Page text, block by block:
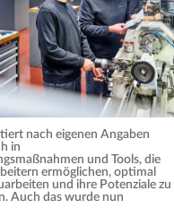
nach eigenen Angaben
in
und Tools, die
ermöglichen, optimal
und ihre Potenziale zu
Auch das wurde nun